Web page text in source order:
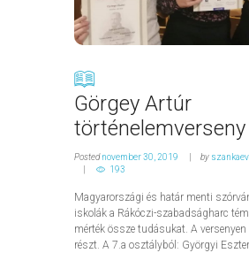
Görgey Artúr
történelemverseny
Postednovember 30, 2019 by
193
Magyarországi és határ menti
iskolák a Rákóczi-szabadságharc
mérték össze tudásukat. A
részt. A 7.a osztályból: Györgyi